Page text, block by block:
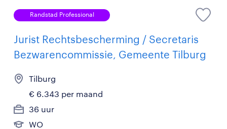
Randstad Professional
Jurist Rechtsbescherming / Secretaris
Bezwarencommissie, Gemeente Tilburg
Tilburg
€ 6.343 per maand
36 uur
WO